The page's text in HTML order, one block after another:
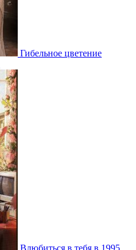
Гибельное цветение
Влюбиться в тебя в 1995